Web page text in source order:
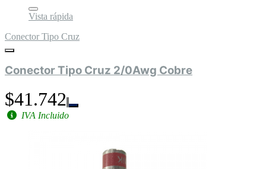
Vista rápida
Conector Tipo Cruz
Conector Tipo Cruz 2/0Awg Cobre
$41.742
IVA Incluido